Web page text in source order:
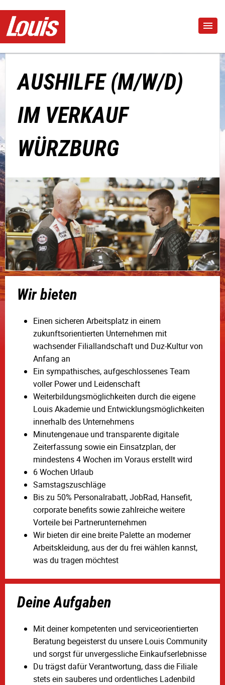
AUSHILFE (M/W/D)
IM VERKAUF
WÜRZBURG
Wir bieten
Einen sicheren Arbeitsplatz in einem
zukunftsorientierten Unternehmen mit
wachsender Filiallandschaft und Duz-Kultur von
Anfang an
Ein sympathisches, aufgeschlossenes Team
voller Power und Leidenschaft
Weiterbildungsmöglichkeiten durch die eigene
Louis Akademie und Entwicklungsmöglichkeiten
innerhalb des Unternehmens
Minutengenaue und transparente digitale
Zeiterfassung sowie ein Einsatzplan, der
mindestens 4 Wochen im Voraus erstellt wird
6 Wochen Urlaub
Samstagszuschläge
Bis zu 50% Personalrabatt, JobRad, Hansefit,
corporate benefits sowie zahlreiche weitere
Vorteile bei Partnerunternehmen
Wir bieten dir eine breite Palette an moderner
Arbeitskleidung, aus der du frei wählen kannst,
was du tragen möchtest
Deine Aufgaben
Mit deiner kompetenten und serviceorientierten
Beratung begeisterst du unsere Louis Community
und sorgst für unvergessliche Einkaufserlebnisse
Du trägst dafür Verantwortung, dass die Filiale
stets ein sauberes und ordentliches Ladenbild